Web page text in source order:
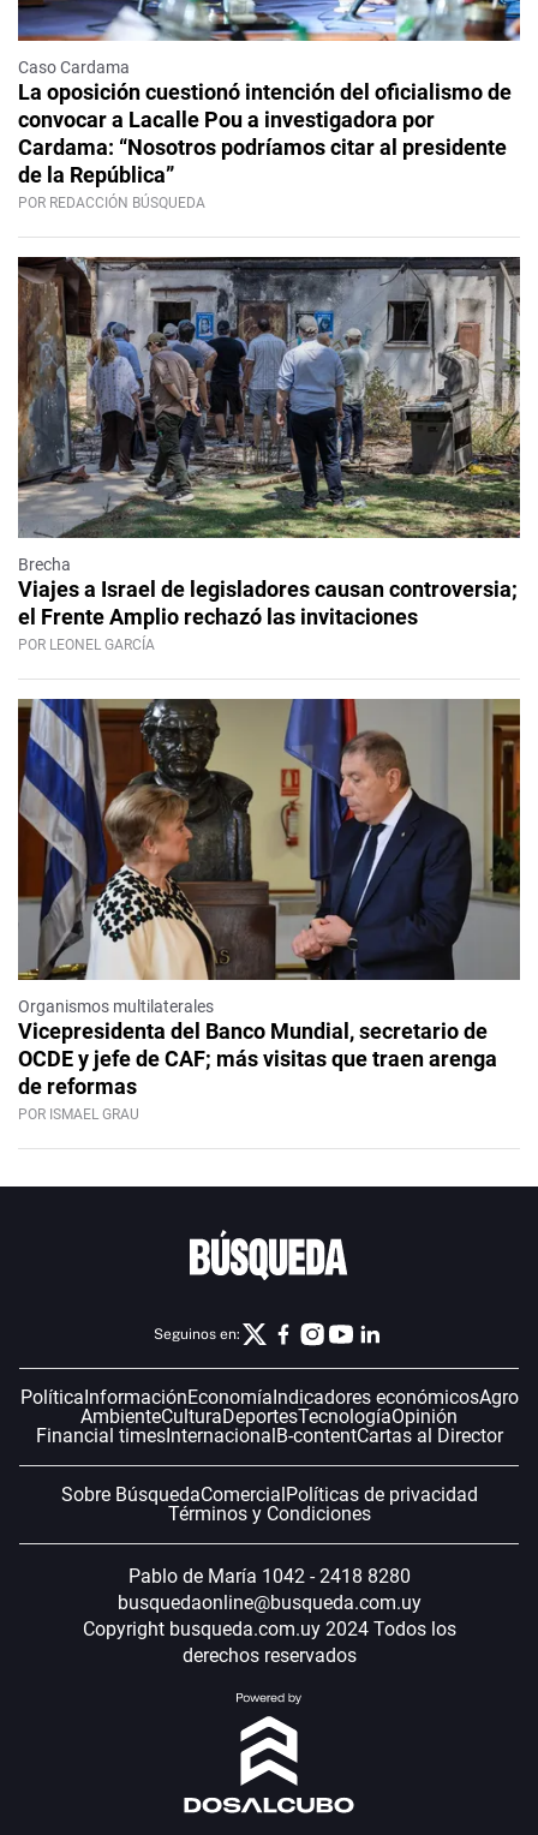
Caso Cardama
La oposición cuestionó intención del oficialismo de
convocar a Lacalle Pou a investigadora por
Cardama: “Nosotros podríamos citar al presidente
de la República”
POR REDACCIÓN BÚSQUEDA
Brecha
Viajes a Israel de legisladores causan controversia;
el Frente Amplio rechazó las invitaciones
POR LEONEL GARCÍA
Organismos multilaterales
Vicepresidenta del Banco Mundial, secretario de
OCDE y jefe de CAF; más visitas que traen arenga
de reformas
POR ISMAEL GRAU
Seguinos en:
PolíticaInformaciónEconomíaIndicadores económicosAgro
AmbienteCulturaDeportesTecnologíaOpinión
Financial timesInternacionalB-contentCartas al Director
Sobre BúsquedaComercialPolíticas de privacidad
Términos y Condiciones
Pablo de María 1042 - 2418 8280
busquedaonline@busqueda.com.uy
Copyright busqueda.com.uy 2024 Todos los
derechos reservados